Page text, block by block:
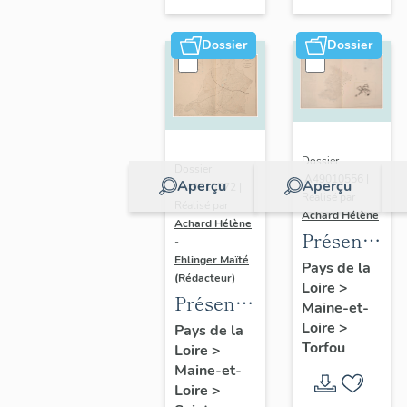
sur-
Moine
Dossier
Aperçu
IA49010572 |
Achard Hélène
-
Ehlinger Maïté
(Rédacteur)
Présentation
du
patrimoine
industriel
Pays de la
Loire >
Maine-et-
Loire >
Dossier
Aperçu
Dossier
IA49010556 |
Réalisé par
Achard Hélène
du
patrimoine
industriel
de la
commune
de
Pays de la
Loire >
Maine-et-
Loire >
Torfou